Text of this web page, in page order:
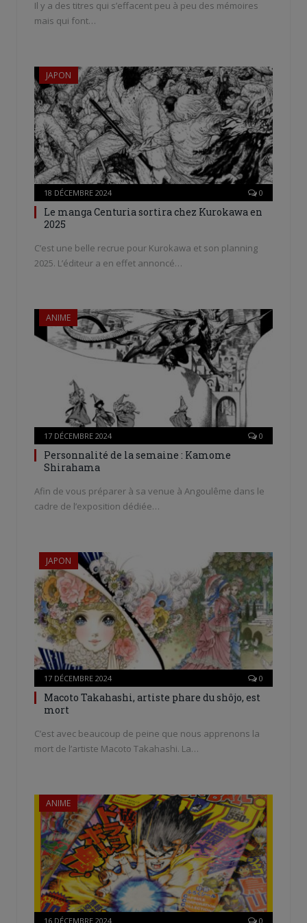
Il y a des titres qui s’effacent peu à peu des mémoires
mais qui font…
JAPON
18 DÉCEMBRE 2024 0
Le manga Centuria sortira chez Kurokawa en
2025
C’est une belle recrue pour Kurokawa et son planning
2025. L’éditeur a en effet annoncé…
ANIME
17 DÉCEMBRE 2024 0
Personnalité de la semaine : Kamome
Shirahama
Afin de vous préparer à sa venue à Angoulême dans le
cadre de l’exposition dédiée…
JAPON
17 DÉCEMBRE 2024 0
Macoto Takahashi, artiste phare du shôjo, est
mort
C’est avec beaucoup de peine que nous apprenons la
mort de l’artiste Macoto Takahashi. La…
ANIME
16 DÉCEMBRE 2024 0